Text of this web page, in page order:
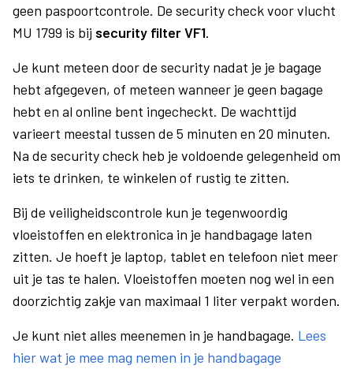
geen paspoortcontrole. De security check voor vlucht
MU 1799 is bij security filter VF1.
Je kunt meteen door de security nadat je je bagage
hebt afgegeven, of meteen wanneer je geen bagage
hebt en al online bent ingecheckt. De wachttijd
varieert meestal tussen de 5 minuten en 20 minuten.
Na de security check heb je voldoende gelegenheid om
iets te drinken, te winkelen of rustig te zitten.
Bij de veiligheidscontrole kun je tegenwoordig
vloeistoffen en elektronica in je handbagage laten
zitten. Je hoeft je laptop, tablet en telefoon niet meer
uit je tas te halen. Vloeistoffen moeten nog wel in een
doorzichtig zakje van maximaal 1 liter verpakt worden.
Je kunt niet alles meenemen in je handbagage. Lees
hier wat je mee mag nemen in je handbagage